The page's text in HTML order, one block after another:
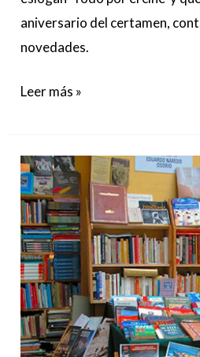
aniversario del certamen,
novedades.
Leer más »
El
Parque
del
Retiro
se
engalana
una
vez